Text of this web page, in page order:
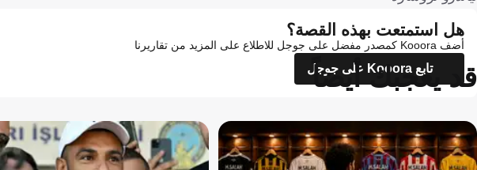
هل استمتعت بهذه القصة؟
أضف Kooora كمصدر مفضل على جوجل للاطلاع على المزيد من تقاريرنا
تابع Kooora على جوجل
قد يعجبك أيضاً